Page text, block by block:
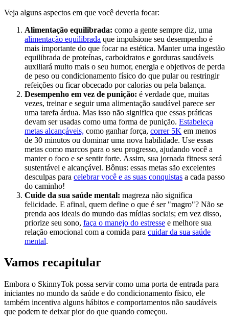
Veja alguns aspectos em que você deveria focar:
Alimentação equilibrada: como a gente sempre diz, uma
alimentação equilibrada que impulsione seu desempenho é
mais importante do que focar na estética. Manter uma ingestão
equilibrada de proteínas, carboidratos e gorduras saudáveis
auxiliará muito mais o seu humor, energia e objetivos de perda
de peso ou condicionamento físico do que pular ou restringir
refeições ou ficar obcecado por calorias ou pela balança.
Desempenho em vez de punição: é verdade que, muitas
vezes, treinar e seguir uma alimentação saudável parece ser
uma tarefa árdua. Mas isso não significa que essas práticas
devam ser usadas como uma forma de punição. Estabeleça
metas alcançáveis, como ganhar força, correr 5K em menos
de 30 minutos ou dominar uma nova habilidade. Use essas
metas como marcos para o seu progresso, ajudando você a
manter o foco e se sentir forte. Assim, sua jornada fitness será
sustentável e alcançável. Bônus: essas metas são excelentes
desculpas para celebrar você e as suas conquistas a cada passo
do caminho!
Cuide da sua saúde mental: magreza não significa
felicidade. E afinal, quem define o que é ser "magro"? Não se
prenda aos ideais do mundo das mídias sociais; em vez disso,
priorize seu sono, faça o manejo do estresse e melhore sua
relação emocional com a comida para cuidar da sua saúde
mental.
Vamos recapitular
Embora o SkinnyTok possa servir como uma porta de entrada para
iniciantes no mundo da saúde e do condicionamento físico, ele
também incentiva alguns hábitos e comportamentos não saudáveis
que podem te deixar pior do que quando começou.